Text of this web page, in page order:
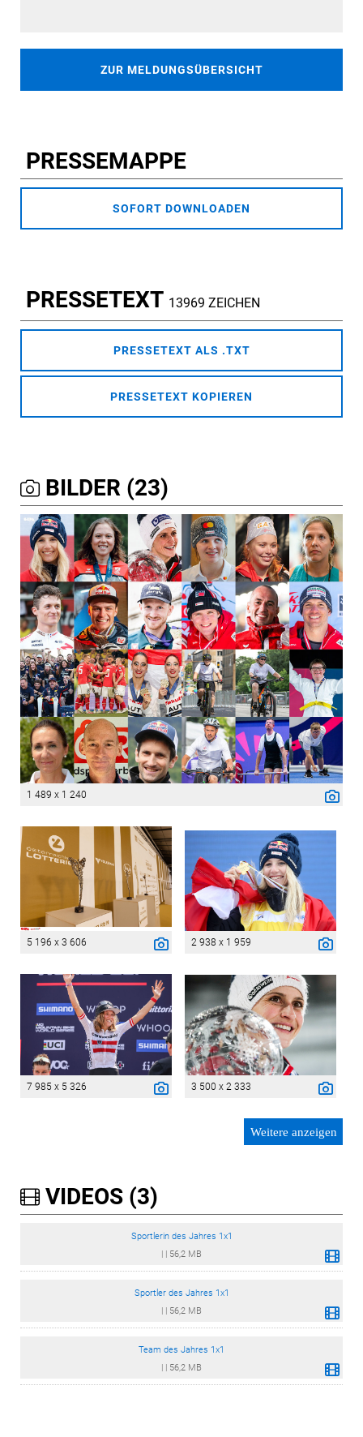
ZUR MELDUNGSÜBERSICHT
PRESSEMAPPE
SOFORT DOWNLOADEN
PRESSETEXT 13969 ZEICHEN
PRESSETEXT ALS .TXT
PRESSETEXT KOPIEREN
BILDER (23)
1 489 x 1 240
5 196 x 3 606 2 938 x 1 959
7 985 x 5 326 3 500 x 2 333
Weitere anzeigen
VIDEOS (3)
Sportlerin des Jahres 1x1
56,2 MB
Sportler des Jahres 1x1
56,2 MB
Team des Jahres 1x1
56,2 MB